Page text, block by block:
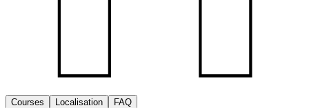
Courses Localisation FAQ